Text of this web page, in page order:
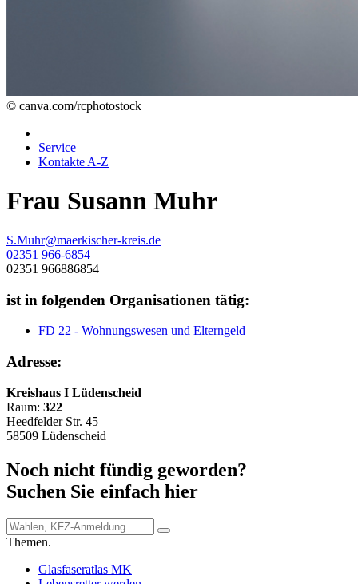
© canva.com/rcphotostock
Service
Kontakte A-Z
Frau Susann Muhr
S.Muhr@maerkischer-kreis.de
02351 966-6854
02351 966886854
ist in folgenden Organisationen tätig:
FD 22 - Wohnungswesen und Elterngeld
Adresse:
Kreishaus I Lüdenscheid
Raum: 322
Heedfelder Str. 45
58509 Lüdenscheid
Noch nicht fündig geworden?
Suchen Sie einfach hier
Themen.
Glasfaseratlas MK